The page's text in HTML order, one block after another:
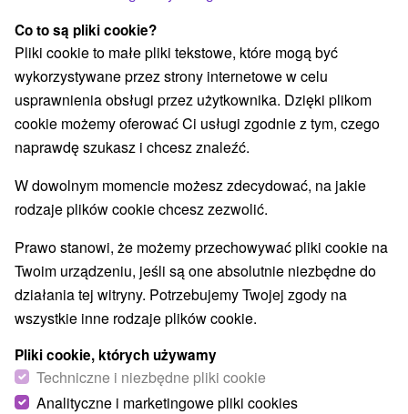
Wellness pobyty(10)
Romantyczne wypady(3) Pobyty dla seniorów(1)
Wakacje rodzinne(4)
Wybierz lokalizację lub datę
Najlepiej sprzedające
Wsie i miasta
Rajecké Teplice(2) Belá(1)
NAJTAŃSZE NAJDROŻSZE
Co to są pliki cookie?
Pliki cookie to małe pliki tekstowe, które mogą być
wykorzystywane przez strony internetowe w celu
usprawnienia obsługi przez użytkownika. Dzięki plikom
cookie możemy oferować Ci usługi zgodnie z tym, czego
naprawdę szukasz i chcesz znaleźć.
W dowolnym momencie możesz zdecydować, na jakie
rodzaje plików cookie chcesz zezwolić.
Prawo stanowi, że możemy przechowywać pliki cookie na
Twoim urządzeniu, jeśli są one absolutnie niezbędne do
działania tej witryny. Potrzebujemy Twojej zgody na
wszystkie inne rodzaje plików cookie.
Pliki cookie, których używamy
Techniczne i niezbędne pliki cookie
Analityczne i marketingowe pliki cookies